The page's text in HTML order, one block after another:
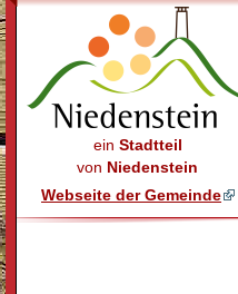
ein Stadtteil
von Niedenstein
Webseite der Gemeinde